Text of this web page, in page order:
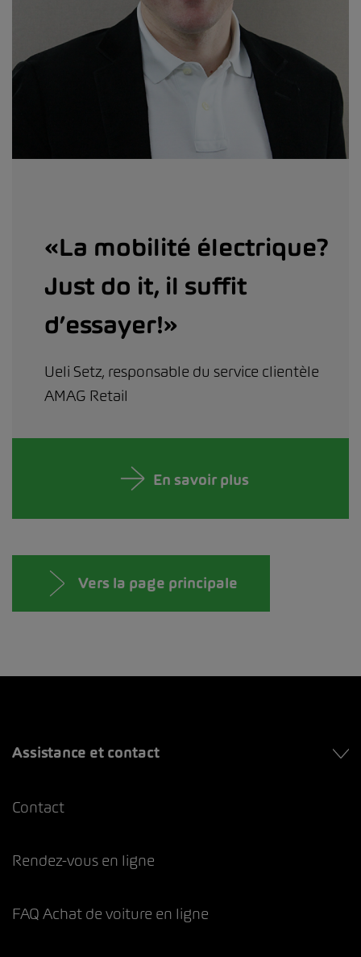
«La mobilité électrique?
Just do it, il suffit
d’essayer!»
Ueli Setz, responsable du service clientèle
AMAG Retail
En savoir plus
Vers la page principale
Assistance et contact
Contact
Rendez-vous en ligne
FAQ Achat de voiture en ligne